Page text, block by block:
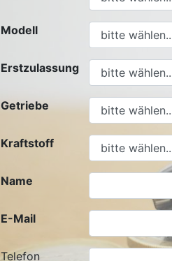
Modell
Erstzulassung
Getriebe
Kraftstoff
Name
E-Mail
Telefon